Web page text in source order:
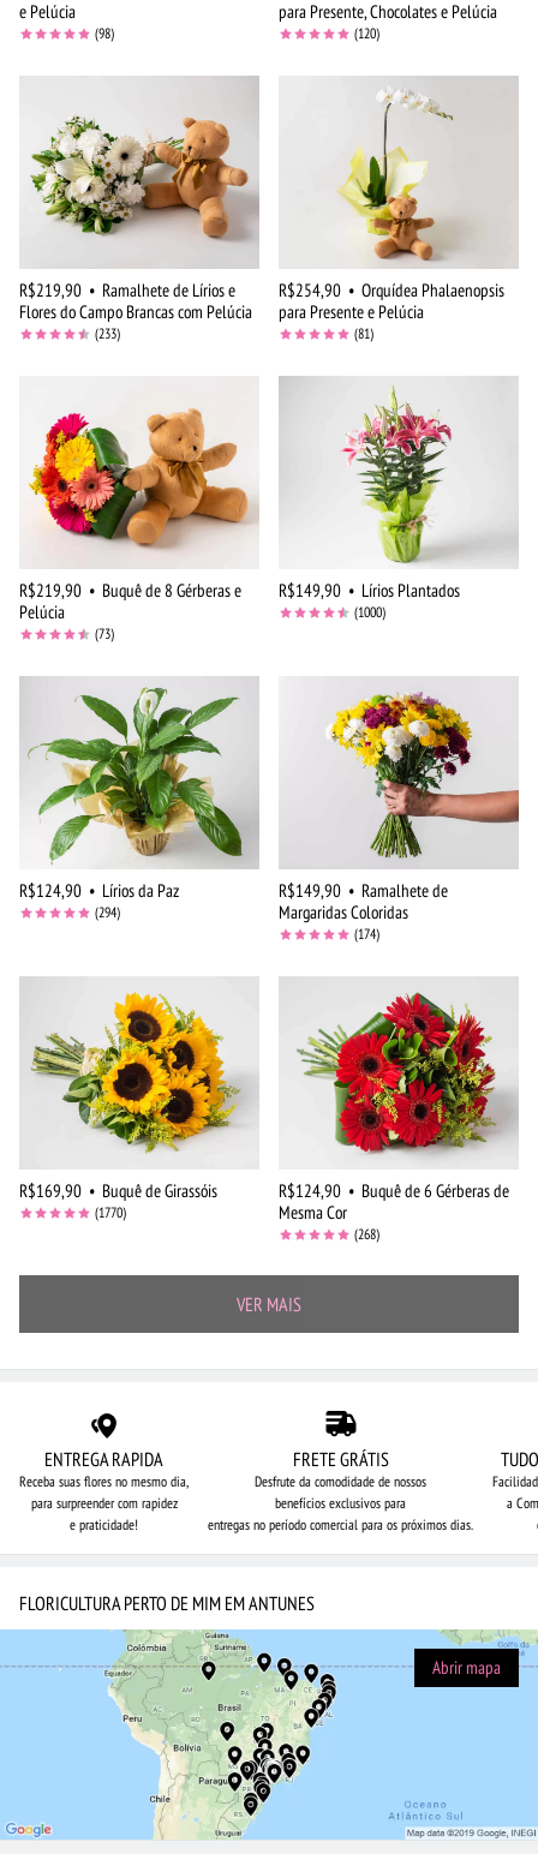
e Pelúcia
(98)
para Presente, Chocolates e Pelúcia
(120)
R$219,90 • Ramalhete de Lírios e
Flores do Campo Brancas com Pelúcia
(233)
R$254,90 • Orquídea Phalaenopsis
para Presente e Pelúcia
(81)
R$219,90 • Buquê de 8 Gérberas e
Pelúcia
(73)
R$149,90 • Lírios Plantados
(1000)
R$124,90 • Lírios da Paz
(294)
R$149,90 • Ramalhete de
Margaridas Coloridas
(174)
R$169,90 • Buquê de Girassóis
(1770)
R$124,90 • Buquê de 6 Gérberas de
Mesma Cor
(268)
VER MAIS
ENTREGA RAPIDA
Receba suas flores no mesmo dia,
para surpreender com rapidez
e praticidade!
FRETE GRÁTIS
Desfrute da comodidade de nossos
benefícios exclusivos para
entregas no período comercial para os próximos dias.
a
FLORICULTURA PERTO DE MIM EM ANTUNES
Abrir mapa